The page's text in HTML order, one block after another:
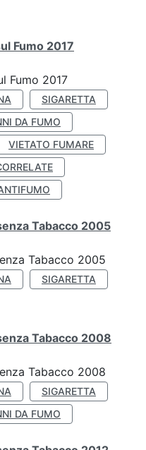
Fumo 2017
Fumo 2017
SIGARETTA
DA FUMO
VIETATO FUMARE
Tabacco 2005
Tabacco 2005
SIGARETTA
Tabacco 2008
Tabacco 2008
SIGARETTA
DA FUMO